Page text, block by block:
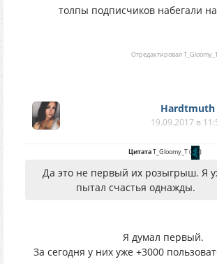
толпы подписчиков набегали
Отредактировал
Hardtmuth
19.09.2017 в
ЦитатаT_Gloomy_T( )
Да это не первый их розыгрыш. Я
пытал счастья однажды.
Я думал первый.
За сегодня у них уже +3000